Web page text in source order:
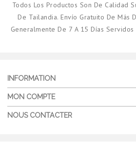
Todos Los Productos Son De Calidad
De Tailandia. Envío Gratuito De Más
Generalmente De 7 A 15 Días Servidos
INFORMATION
MON COMPTE
NOUS CONTACTER